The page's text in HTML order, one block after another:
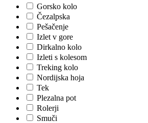
Gorsko kolo
Čezalpska
Pešačenje
Izlet v gore
Dirkalno kolo
Izleti s kolesom
Treking kolo
Nordijska hoja
Tek
Plezalna pot
Rolerji
Smuči